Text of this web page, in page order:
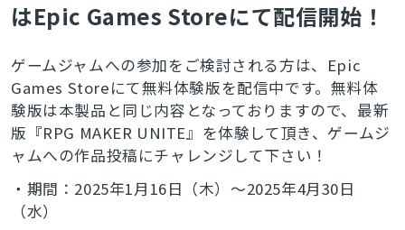
はEpic Games Storeにて配信開始！
ゲームジャムへの参加をご検討される方は、Epic
Games Storeにて無料体験版を配信中です。無料体
験版は本製品と同じ内容となっておりますので、最新
版『RPG MAKER UNITE』を体験して頂き、ゲームジ
ャムへの作品投稿にチャレンジして下さい！
・期間：2025年1月16日（木）～2025年4月30日
（水）
検索